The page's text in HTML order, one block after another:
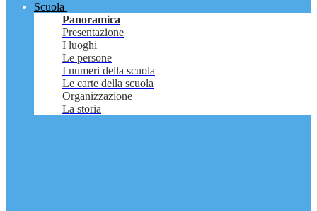
Scuola
Panoramica
Presentazione
I luoghi
Le persone
I numeri della scuola
Le carte della scuola
Organizzazione
La storia